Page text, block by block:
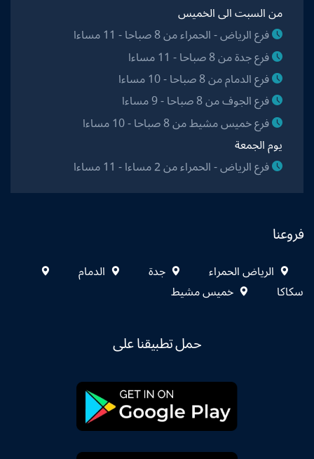
من السبت الى الخميس
فرع الرياض - الحمراء من 8 صباحا - 11 مساءا
فرع جدة من 8 صباحا - 11 مساءا
فرع الدمام من 8 صباحا - 10 مساءا
فرع الجوف من 8 صباحا - 9 مساءا
فرع خميس مشيط من 8 صباحا - 10 مساءا
يوم الجمعة
فرع الرياض - الحمراء من 2 مساءا - 11 مساءا
فروعنا
الرياض الحمراء جدة
الدمام
سكاكا
خميس مشيط
حمل تطبيقنا على